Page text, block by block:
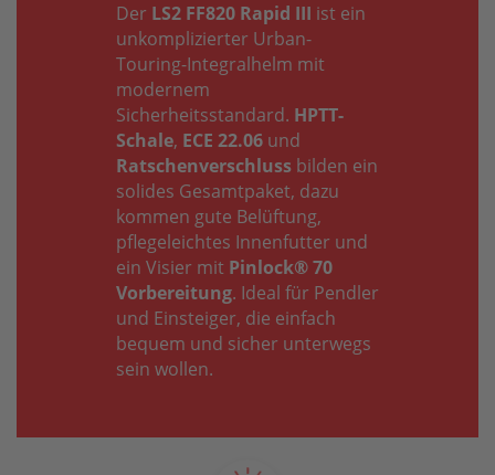
Der LS2 FF820 Rapid III ist ein
unkomplizierter Urban-
Touring-Integralhelm mit
modernem
Sicherheitsstandard. HPTT-
Schale, ECE 22.06 und
Ratschenverschluss bilden ein
solides Gesamtpaket, dazu
kommen gute Belüftung,
pflegeleichtes Innenfutter und
ein Visier mit Pinlock® 70
Vorbereitung. Ideal für Pendler
und Einsteiger, die einfach
bequem und sicher unterwegs
sein wollen.